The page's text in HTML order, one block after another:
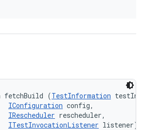
fetchBuild (TestInformation
IConfiguration config,
IRescheduler rescheduler,
ITestInvocationListener listener)